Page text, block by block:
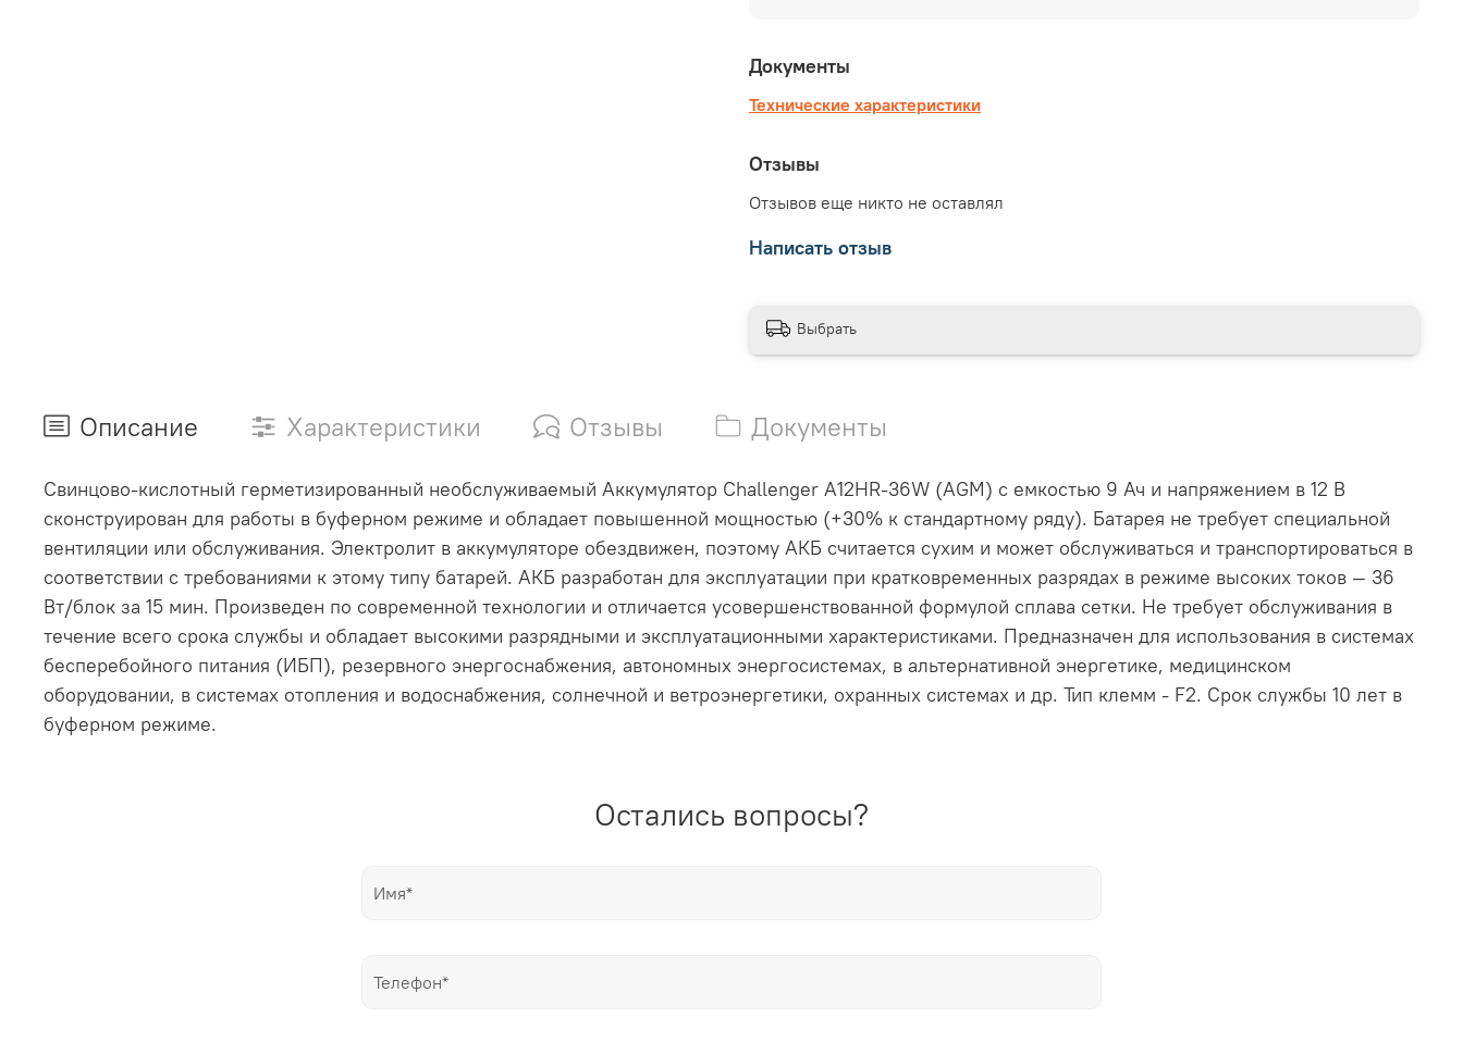
Документы
Технические характеристики
Отзывы
Отзывов еще никто не оставлял
Написать отзыв
Выбрать
Описание Характеристики Отзывы Документы
Свинцово-кислотный герметизированный необслуживаемый Аккумулятор Challenger A12HR-36W (AGM) с емкостью 9 Ач и напряжением в 12 В
сконструирован для работы в буферном режиме и обладает повышенной мощностью (+30% к стандартному ряду). Батарея не требует специальной
вентиляции или обслуживания. Электролит в аккумуляторе обездвижен, поэтому АКБ считается сухим и может обслуживаться и транспортироваться в
соответствии с требованиями к этому типу батарей. АКБ разработан для эксплуатации при кратковременных разрядах в режиме высоких токов — 36
Вт/блок за 15 мин. Произведен по современной технологии и отличается усовершенствованной формулой сплава сетки. Не требует обслуживания в
течение всего срока службы и обладает высокими разрядными и эксплуатационными характеристиками. Предназначен для использования в системах
бесперебойного питания (ИБП), резервного энергоснабжения, автономных энергосистемах, в альтернативной энергетике, медицинском
оборудовании, в системах отопления и водоснабжения, солнечной и ветроэнергетики, охранных системах и др. Тип клемм - F2. Срок службы 10 лет в
буферном режиме.
Остались вопросы?